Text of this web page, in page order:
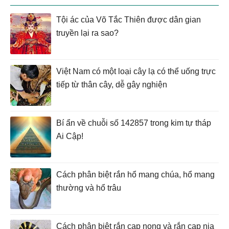
Tội ác của Võ Tắc Thiên được dân gian
truyền lại ra sao?
Việt Nam có một loại cây lạ có thể uống trực
tiếp từ thân cây, dễ gây nghiện
Bí ẩn về chuỗi số 142857 trong kim tự tháp
Ai Cập!
Cách phân biệt rắn hổ mang chúa, hổ mang
thường và hổ trâu
Cách phân biệt rắn cạp nong và rắn cạp nia